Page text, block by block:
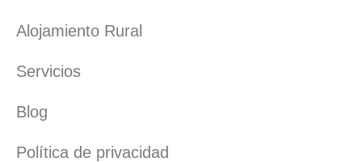
Alojamiento Rural
Servicios
Blog
Política de privacidad